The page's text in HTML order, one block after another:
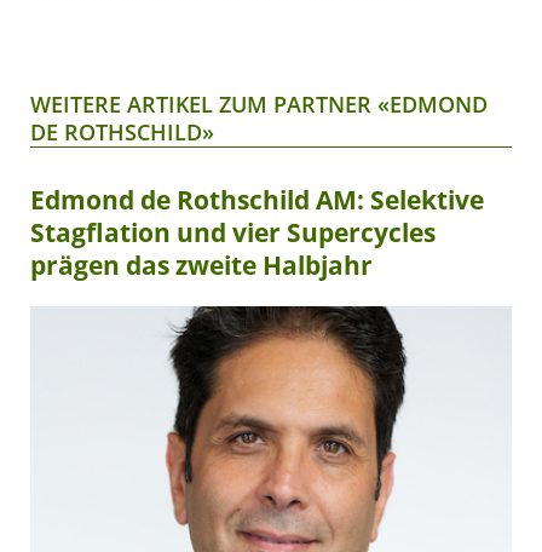
WEITERE ARTIKEL ZUM PARTNER «EDMOND
DE ROTHSCHILD»
Edmond de Rothschild AM: Selektive
Stagflation und vier Supercycles
prägen das zweite Halbjahr